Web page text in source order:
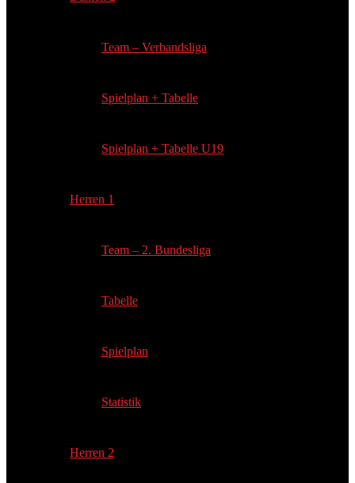
Team – Verbandsliga
Spielplan + Tabelle
Spielplan + Tabelle U19
Herren 1
Team – 2. Bundesliga
Tabelle
Spielplan
Statistik
Herren 2